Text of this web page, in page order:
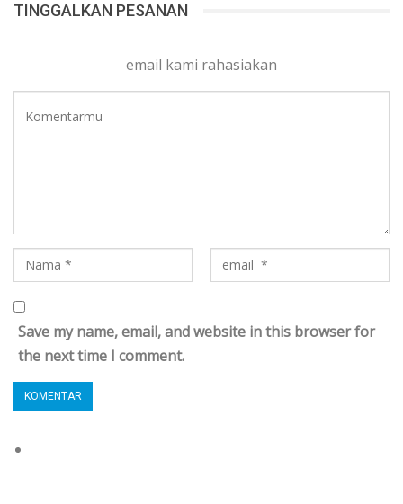
TINGGALKAN PESANAN
email kami rahasiakan
Save my name, email, and website in this browser for
the next time I comment.